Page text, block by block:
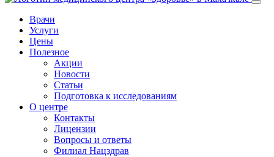
Врачи
Услуги
Цены
Полезное
Акции
Новости
Статьи
Подготовка к исследованиям
О центре
Контакты
Лицензии
Вопросы и ответы
Филиал Нацздрав